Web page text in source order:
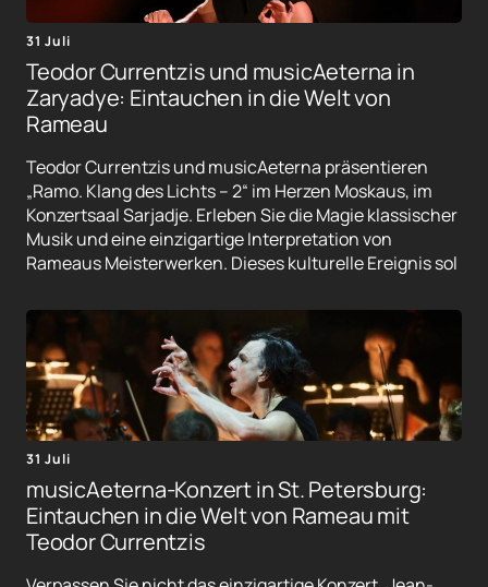
31 Juli
Teodor Currentzis und musicAeterna in
Zaryadye: Eintauchen in die Welt von
Rameau
Teodor Currentzis und musicAeterna präsentieren
„Ramo. Klang des Lichts – 2“ im Herzen Moskaus, im
Konzertsaal Sarjadje. Erleben Sie die Magie klassischer
Musik und eine einzigartige Interpretation von
Rameaus Meisterwerken. Dieses kulturelle Ereignis sol
31 Juli
musicAeterna-Konzert in St. Petersburg:
Eintauchen in die Welt von Rameau mit
Teodor Currentzis